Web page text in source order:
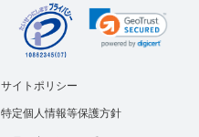
サイトポリシー
特定個人情報等保護方針